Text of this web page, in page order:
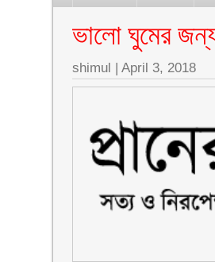
ভালো ঘুমের
shimul |April 3, 2018